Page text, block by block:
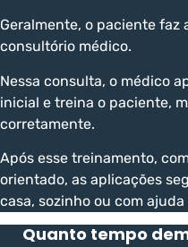
Geralmente, o paciente faz
consultório médico.
Nessa consulta, o médico
inicial e treina o paciente,
corretamente.
Após esse treinamento,
orientado, as aplicações
casa, sozinho ou com
Quanto tempo